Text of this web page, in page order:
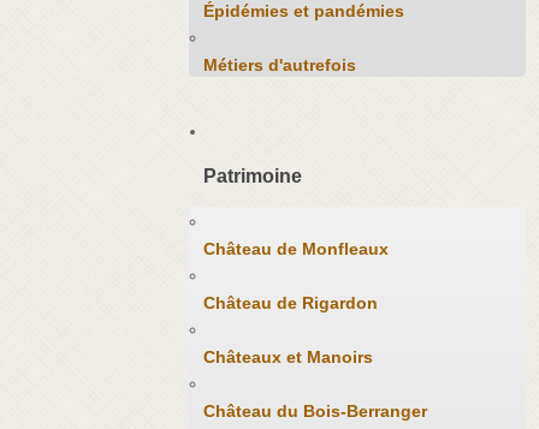
Épidémies et pandémies
Métiers d'autrefois
Patrimoine
Château de Monfleaux
Château de Rigardon
Châteaux et Manoirs
Château du Bois-Berranger